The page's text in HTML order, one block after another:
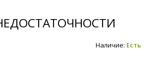
Наличие: Есть